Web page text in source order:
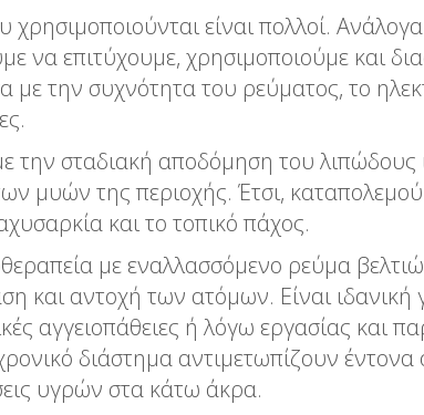
είναι πολλοί.
να επιτύχουμε, χρησιμοποιούμε και
με την συχνότητα του ρεύματος, το
την σταδιακή αποδόμηση του λιπώδους
μυών της περιοχής. Έτσι,
και το τοπικό πάχος.
με εναλλασσόμενο ρεύμα
και αντοχή των ατόμων. Είναι ιδανική
αγγειοπάθειες ή λόγω εργασίας και
διάστημα αντιμετωπίζουν έντονα
υγρών στα κάτω άκρα.